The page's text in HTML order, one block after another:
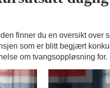
finner du en oversikt over
som er blitt begjært
om tvangsoppløsning for.